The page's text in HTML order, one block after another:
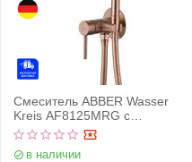
Смеситель ABBER Wasser
Kreis AF8125MRG с
гигиеническим душем,
розовое золото матовое
в наличии